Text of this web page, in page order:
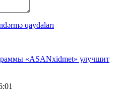
qaydaları